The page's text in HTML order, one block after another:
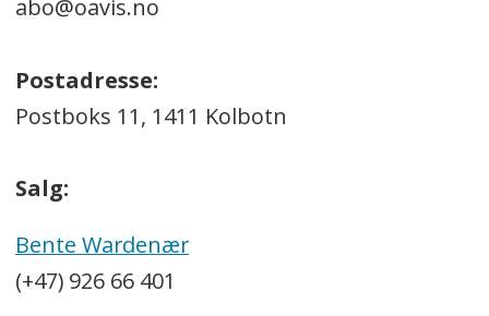
abo@oavis.no
Postadresse:
Postboks 11, 1411 Kolbotn
Salg:
Bente Wardenær
(+47) 926 66 401